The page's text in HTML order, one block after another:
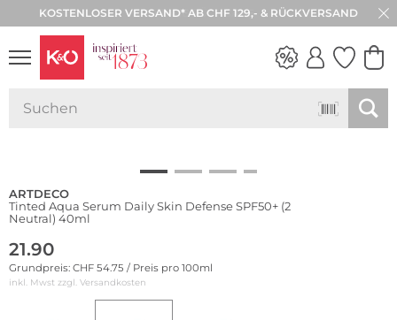
KOSTENLOSER VERSAND* AB CHF 129,- & RÜCKVERSAND
30 TAGE RÜCKGABE
Wasserfest
ARTDECO
Tinted Aqua Serum Daily Skin Defense SPF50+ (2
Neutral) 40ml
21.90
Grundpreis: CHF 54.75 / Preis pro 100ml
inkl. Mwst zzgl. Versandkosten